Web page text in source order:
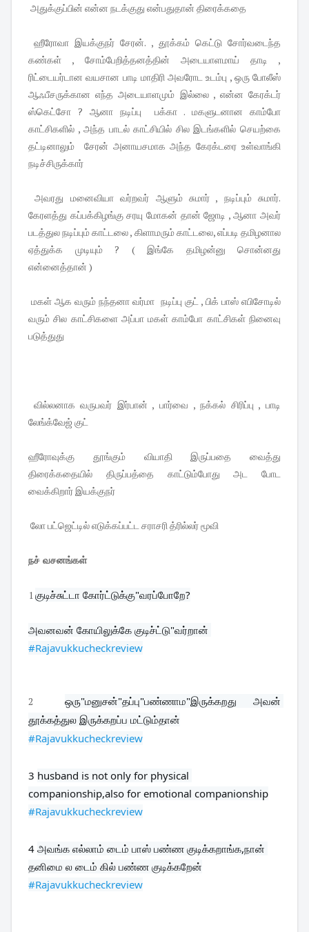
அதுக்குப்பின் என்ன நடக்குது என்பதுதான் திரைக்கதை
ஹீரோவா இயக்குநர் சேரன். , தூக்கம் கெட்டு சோர்வடைந்த
கண்கள் , சோம்பேறித்தனத்தின் அடையாளமாய் தாடி ,
ரிட்டையர்டான வயசான பாடி மாதிரி அவரோட உடம்பு , ஒரு போலீஸ்
ஆஃபீசருக்கான எந்த அடையாளமும் இல்லை , என்ன கேரக்டர்
ஸ்கெட்சோ ? ஆனா நடிப்பு பக்கா . மகளுடனான காம்போ
காட்சிகளில் , அந்த பாடல் காட்சியில் சில இடங்களில் செயற்கை
தட்டினாலும் சேரன் அனாயசமாக அந்த கேரக்டரை உள்வாங்கி
நடிச்சிருக்கார்
அவரது மனைவியா வர்றவர் ஆளும் சுமார் , நடிப்பும் சுமார்.
கேரளத்து கப்பக்கிழங்கு சரயு மோகன் தான் ஜோடி , ஆனா அவர்
படத்துல நடிப்பும் காட்டலை , கிளாமரும் காட்டலை, எப்படி தமிழனால
ஏத்துக்க முடியும் ? ( இங்கே தமிழன்னு சொன்னது
என்னைத்தான் )
மகள் ஆக வரும் நந்தனா வர்மா நடிப்பு குட் , பிக் பாஸ் எபிசோடில்
வரும் சில காட்சிகளை அப்பா மகள் காம்போ காட்சிகள் நினைவு
படுத்துது
வில்லனாக வருபவர் இர்பான் , பார்வை , நக்கல் சிரிப்பு , பாடி
லேங்க்வேஜ் குட்
ஹீரோவுக்கு தூங்கும் வியாதி இருப்பதை வைத்து
திரைக்கதையில் திருப்பத்தை காட்டும்போது அட போட
வைக்கிறார் இயக்குநர்
லோ பட்ஜெட்டில் எடுக்கப்பட்ட சராசரி த்ரில்லர் மூவி
நச் வசனங்கள்
1 குடிச்சுட்டா கோர்ட்டுக்கு"வரப்போறே?
#Rajavukkucheckreview
2 ஒரு"மனுசன்"தப்பு"பண்ணாம"இருக்கறது அவன்
தூக்கத்துல இருக்கறப்ப மட்டும்தான்
#Rajavukkucheckreview
3 husband is not only for physical
#Rajavukkucheckreview
4 அவங்க எல்லாம் டைம் பாஸ் பண்ண குடிக்கறாங்க,நான்
#Rajavukkucheckreview